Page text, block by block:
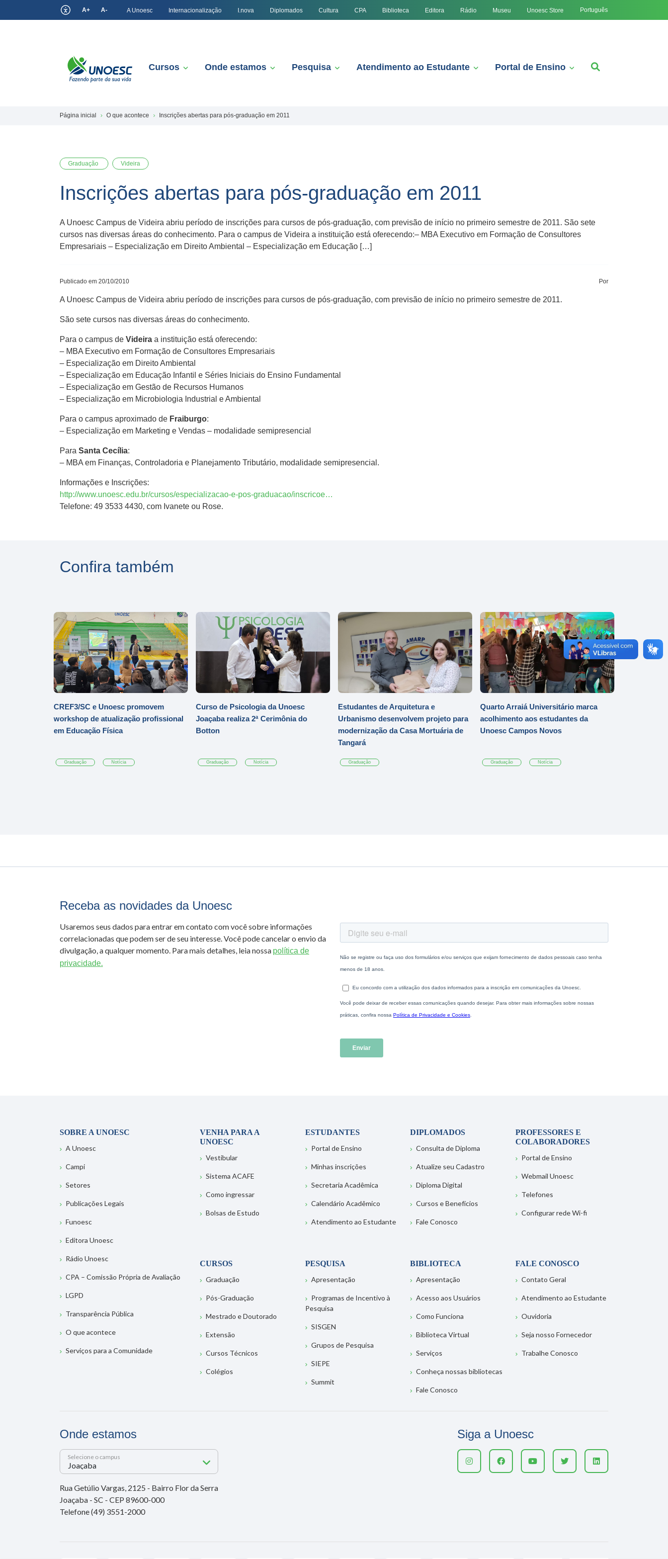
A+ A- A Unoesc Internacionalização I.nova Diplomados Cultura CPA Biblioteca Editora Rádio Museu Unoesc Store Português
Cursos Onde estamos Pesquisa Atendimento ao Estudante Portal de Ensino
Página inicial O que acontece Inscrições abertas para pós-graduação em 2011
Graduação Videira
Inscrições abertas para pós-graduação em 2011
A Unoesc Campus de Videira abriu período de inscrições para cursos de pós-graduação, com previsão de início no primeiro semestre de 2011. São sete
cursos nas diversas áreas do conhecimento. Para o campus de Videira a instituição está oferecendo:– MBA Executivo em Formação de Consultores
Empresariais – Especialização em Direito Ambiental – Especialização em Educação […]
Publicado em 20/10/2010 Por
A Unoesc Campus de Videira abriu período de inscrições para cursos de pós-graduação, com previsão de início no primeiro semestre de 2011.
São sete cursos nas diversas áreas do conhecimento.
Para o campus de Videira a instituição está oferecendo:
– MBA Executivo em Formação de Consultores Empresariais
– Especialização em Direito Ambiental
– Especialização em Educação Infantil e Séries Iniciais do Ensino Fundamental
– Especialização em Gestão de Recursos Humanos
– Especialização em Microbiologia Industrial e Ambiental
Para o campus aproximado de Fraiburgo:
– Especialização em Marketing e Vendas – modalidade semipresencial
Para Santa Cecília:
– MBA em Finanças, Controladoria e Planejamento Tributário, modalidade semipresencial.
Informações e Inscrições:
http://www.unoesc.edu.br/cursos/especializacao-e-pos-graduacao/inscricoe…
Telefone: 49 3533 4430, com Ivanete ou Rose.
Confira também
CREF3/SC e Unoesc promovem
workshop de atualização profissional
em Educação Física
Graduação Notícia
Curso de Psicologia da Unoesc
Joaçaba realiza 2ª Cerimônia do
Botton
Graduação Notícia
Estudantes de Arquitetura e
Urbanismo desenvolvem projeto para
modernização da Casa Mortuária de
Tangará
Graduação
Quarto Arraiá Universitário marca
acolhimento aos estudantes da
Unoesc Campos Novos
Graduação Notícia
Receba as novidades da Unoesc
Usaremos seus dados para entrar em contato com você sobre informações
correlacionadas que podem ser de seu interesse. Você pode cancelar o envio da
divulgação, a qualquer momento. Para mais detalhes, leia nossa política de
privacidade.
SOBRE A UNOESC
A Unoesc
Campi
Setores
Publicações Legais
Funoesc
Editora Unoesc
Rádio Unoesc
CPA – Comissão Própria de Avaliação
LGPD
Transparência Pública
O que acontece
Serviços para a Comunidade
VENHA PARA A
UNOESC
Vestibular
Sistema ACAFE
Como ingressar
Bolsas de Estudo
ESTUDANTES
Portal de Ensino
Minhas inscrições
Secretaria Acadêmica
Calendário Acadêmico
Atendimento ao Estudante
DIPLOMADOS
Consulta de Diploma
Atualize seu Cadastro
Diploma Digital
Cursos e Benefícios
Fale Conosco
PROFESSORES E
COLABORADORES
Portal de Ensino
Webmail Unoesc
Telefones
Configurar rede Wi-fi
CURSOS
Graduação
Pós-Graduação
Mestrado e Doutorado
Extensão
Cursos Técnicos
Colégios
PESQUISA
Apresentação
Programas de Incentivo à
Pesquisa
SISGEN
Grupos de Pesquisa
SIEPE
Summit
BIBLIOTECA
Apresentação
Acesso aos Usuários
Como Funciona
Biblioteca Virtual
Serviços
Conheça nossas bibliotecas
Fale Conosco
FALE CONOSCO
Contato Geral
Atendimento ao Estudante
Ouvidoria
Seja nosso Fornecedor
Trabalhe Conosco
Onde estamos
Selecione o campus
Rua Getúlio Vargas, 2125 - Bairro Flor da Serra
Joaçaba - SC - CEP 89600-000
Telefone (49) 3551-2000
Siga a Unoesc